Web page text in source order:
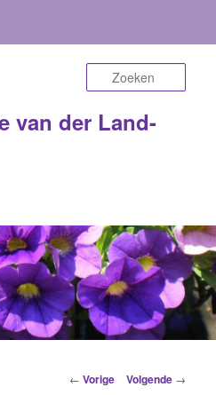
van der Land-
Berichtnavigatie
← Vorige Volgende →